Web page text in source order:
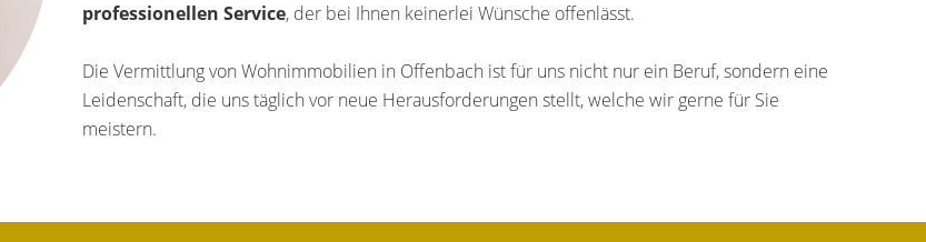
professionellen Service, der bei Ihnen keinerlei Wünsche offenlässt.
Die Vermittlung von Wohnimmobilien in Offenbach ist für uns nicht nur ein Beruf, sondern eine
Leidenschaft, die uns täglich vor neue Herausforderungen stellt, welche wir gerne für Sie
meistern.